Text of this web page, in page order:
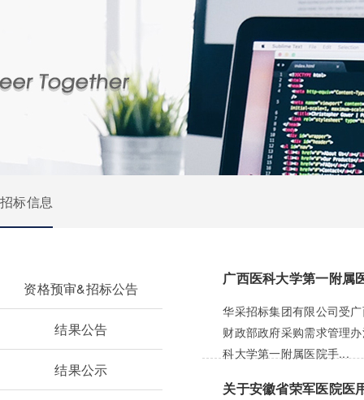
招标信息
资格预审&招标公告
结果公告
结果公示
广西医科大学第一附属
华采招标集团有限公司受
财政部政府采购需求管理
科大学第一附属医院手...
关于安徽省荣军医院医